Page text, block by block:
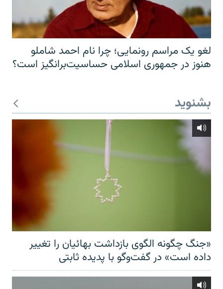
لغو یک مراسم رونمایی؛ چرا نام احمد شاملو
هنوز در جمهوری اسلامی حساسیت‌برانگیز است؟
بشنوید
«جنگ چگونه الگوی بازداشت بهائیان را تغییر
داده است» در گفت‌وگو با پدیده ثابتی